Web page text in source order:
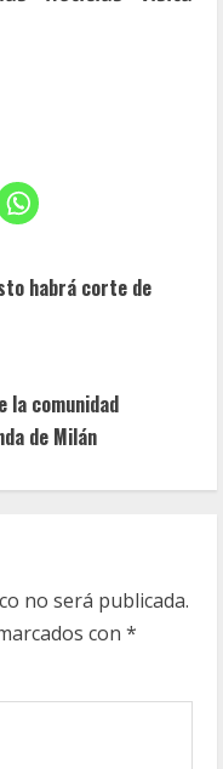
habrá corte de
la comunidad
de Milán
no será publicada.
con *